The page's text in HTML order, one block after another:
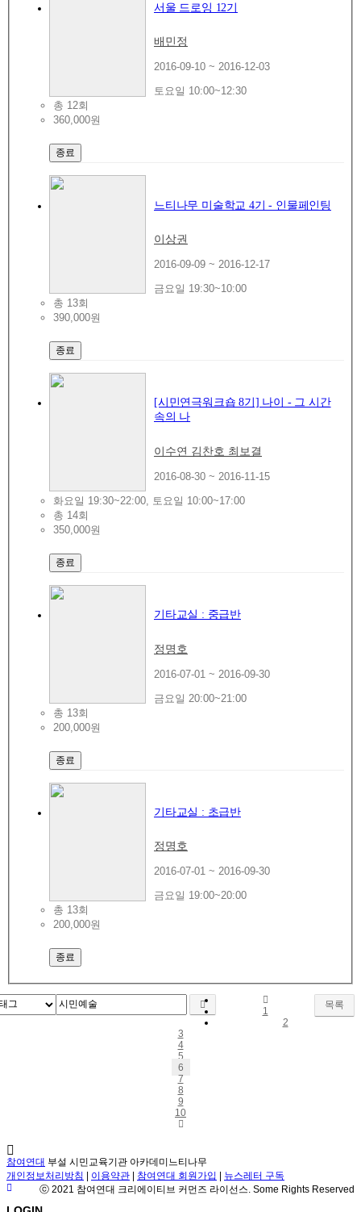
서울 드로잉 12기
배민정
2016-09-10 ~ 2016-12-03
토요일 10:00~12:30
총 12회
360,000원
종료
느티나무 미술학교 4기 - 인물페인팅
이상권
2016-09-09 ~ 2016-12-17
금요일 19:30~10:00
총 13회
390,000원
종료
[시민연극워크숍 8기] 나이 - 그 시간
속의 나
이수연 김찬호 최보결
2016-08-30 ~ 2016-11-15
화요일 19:30~22:00, 토요일 10:00~17:00
총 14회
350,000원
종료
기타교실 : 중급반
정명호
2016-07-01 ~ 2016-09-30
금요일 20:00~21:00
총 13회
200,000원
종료
기타교실 : 초급반
정명호
2016-07-01 ~ 2016-09-30
금요일 19:00~20:00
총 13회
200,000원
종료
목록
1
2
3
4
5
6
7
8
9
10
참여연대 부설 시민교육기관 아카데미느티나무
개인정보처리방침 | 이용약관 | 참여연대 회원가입 | 뉴스레터 구독
ⓒ 2021 참여연대 크리에이티브 커먼즈 라이선스. Some Rights Reserved